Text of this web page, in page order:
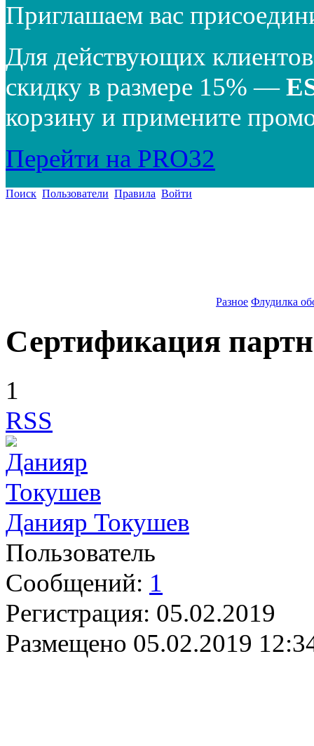
Приглашаем вас
Для действующих
скидку в размере 15% —
корзину и примените
Перейти на PRO32
Поиск Пользователи Правила Войти
Разное Флудилка
Сертификация
1
RSS
Данияр Токушев
Пользователь
Сообщений: 1
Регистрация: 05.02.2019
Размещено 05.02.2019